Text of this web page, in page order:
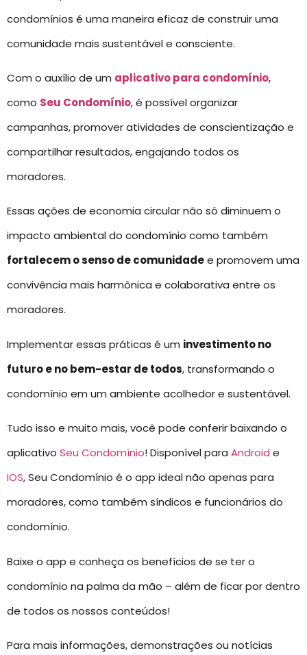
condomínios é uma maneira eficaz de construir uma
comunidade mais sustentável e consciente.
Com o auxílio de um aplicativo para condomínio,
como Seu Condomínio, é possível organizar
campanhas, promover atividades de conscientização e
compartilhar resultados, engajando todos os
moradores.
Essas ações de economia circular não só diminuem o
impacto ambiental do condomínio como também
fortalecem o senso de comunidadee promovem uma
convivência mais harmônica e colaborativa entre os
moradores.
Implementar essas práticas é um investimento no
futuro e no bem-estar de todos, transformando o
condomínio em um ambiente acolhedor e sustentável.
Tudo isso e muito mais, você pode conferir baixando o
aplicativo Seu Condomínio! Disponível para Android e
IOS, Seu Condomínio é o app ideal não apenas para
moradores, como também síndicos e funcionários do
condomínio.
Baixe o app e conheça os benefícios de se ter o
condomínio na palma da mão – além de ficar por dentro
de todos os nossos conteúdos!
Para mais informações, demonstrações ou notícias